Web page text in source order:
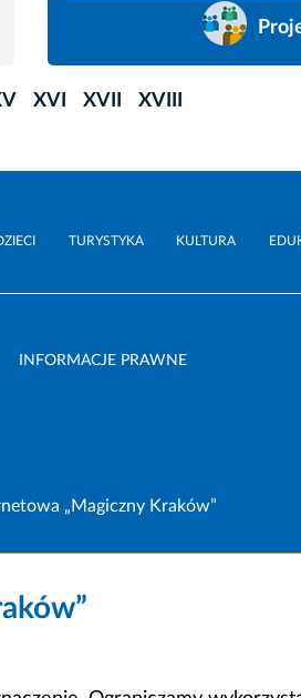
XVI XVII XVIII
TURYSTYKA KULTURA
INFORMACJE PRAWNE
„Magiczny Kraków”